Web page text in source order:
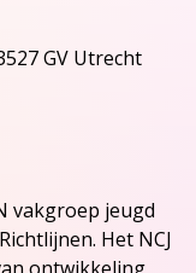
GV Utrecht
vakgroep jeugd
Het NCJ